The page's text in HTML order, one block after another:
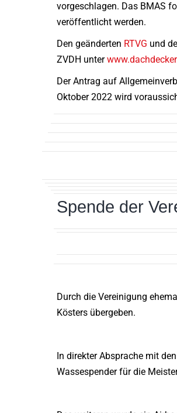
vorgeschlagen. Das BMAS
veröffentlicht werden.
Den geänderten RTVG und
ZVDH unter
Der Antrag auf
Oktober 2022 wird
Spende der
Durch die Vereinigung
Kösters übergeben.
In direkter Absprache mit
Wassespender für die